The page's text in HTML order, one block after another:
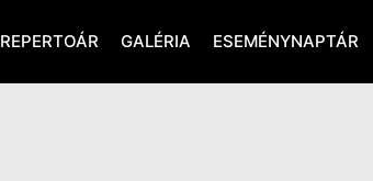
REPERTOÁR GALÉRIA ESEMÉNYNAPTÁR